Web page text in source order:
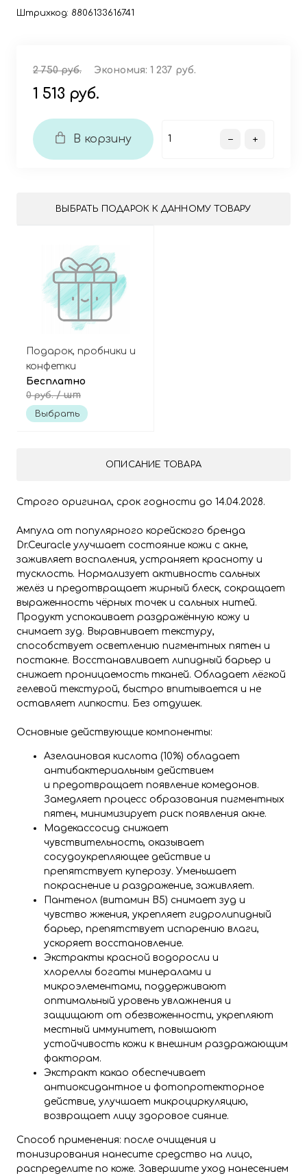
Штрихкод: 8806133616741
2 750 руб. Экономия: 1 237 руб.
1 513 руб.
В корзину
ВЫБРАТЬ ПОДАРОК К ДАННОМУ ТОВАРУ
Подарок, пробники и
конфетки
Бесплатно
0 руб./ шт
Выбрать
ОПИСАНИЕ ТОВАРА
Строго оригинал, срок годности до 14.04.2028.
Ампула от популярного корейского бренда
Dr.Ceuracle улучшает состояние кожи с акне,
заживляет воспаления, устраняет красноту и
тусклость. Нормализует активность сальных
желёз и предотвращает жирный блеск, сокращает
выраженность чёрных точек и сальных нитей.
Продукт успокаивает раздражённую кожу и
снимает зуд. Выравнивает текстуру,
способствует осветлению пигментных пятен и
постакне. Восстанавливает липидный барьер и
снижает проницаемость тканей. Обладает лёгкой
гелевой текстурой, быстро впитывается и не
оставляет липкости. Без отдушек.
Основные действующие компоненты:
Азелаиновая кислота (10%) обладает
антибактериальным действием
и предотвращает появление комедонов.
Замедляет процесс образования пигментных
пятен, минимизирует риск появления акне.
Мадекассосид снижает
чувствительность, оказывает
сосудоукрепляющее действие и
препятствует куперозу. Уменьшает
покраснение и раздражение, заживляет.
Пантенол (витамин B5) снимает зуд и
чувство жжения, укрепляет гидролипидный
барьер, препятствует испарению влаги,
ускоряет восстановление.
Экстракты красной водоросли и
хлореллы богаты минералами и
микроэлементами, поддерживают
оптимальный уровень увлажнения и
защищают от обезвоженности, укрепляют
местный иммунитет, повышают
устойчивость кожи к внешним раздражающим
факторам.
Экстракт какао обеспечивает
антиоксидантное и фотопротекторное
действие, улучшает микроциркуляцию,
возвращает лицу здоровое сияние.
Способ применения: после очищения и
тонизирования нанесите средство на лицо,
распределите по коже. Завершите уход нанесением